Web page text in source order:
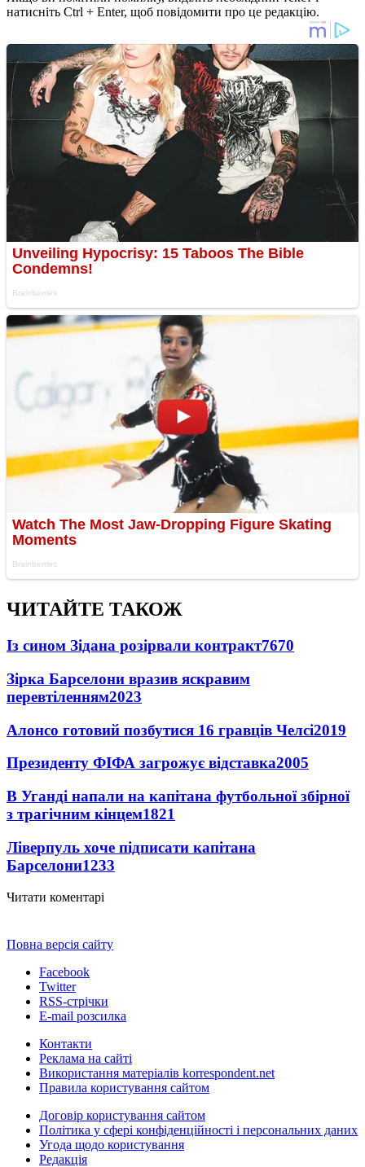
натисніть Ctrl + Enter, щоб повідомити про це редакцію.
ЧИТАЙТЕ ТАКОЖ
Із сином Зідана розірвали контракт7670
Зірка Барселони вразив яскравим
перевтіленням2023
Алонсо готовий позбутися 16 гравців Челсі2019
Президенту ФІФА загрожує відставка2005
В Уганді напали на капітана футбольної збірної
з трагічним кінцем1821
Ліверпуль хоче підписати капітана
Барселони1233
Читати коментарі
Повна версія сайту
Facebook
Twitter
RSS-стрічки
E-mail розсилка
Контакти
Реклама на сайті
Використання матеріалів korrespondent.net
Правила користування сайтом
Договір користування сайтом
Політика у сфері конфіденційності і персональних даних
Угода щодо користування
Редакція